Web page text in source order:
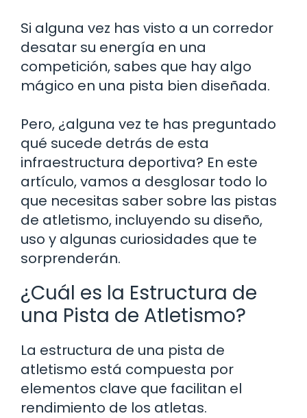
Si alguna vez has visto a un corredor
desatar su energía en una
competición, sabes que hay algo
mágico en una pista bien diseñada.
Pero, ¿alguna vez te has preguntado
qué sucede detrás de esta
infraestructura deportiva? En este
artículo, vamos a desglosar todo lo
que necesitas saber sobre las pistas
de atletismo, incluyendo su diseño,
uso y algunas curiosidades que te
sorprenderán.
¿Cuál es la Estructura de
una Pista de Atletismo?
La estructura de una pista de
atletismo está compuesta por
elementos clave que facilitan el
rendimiento de los atletas.